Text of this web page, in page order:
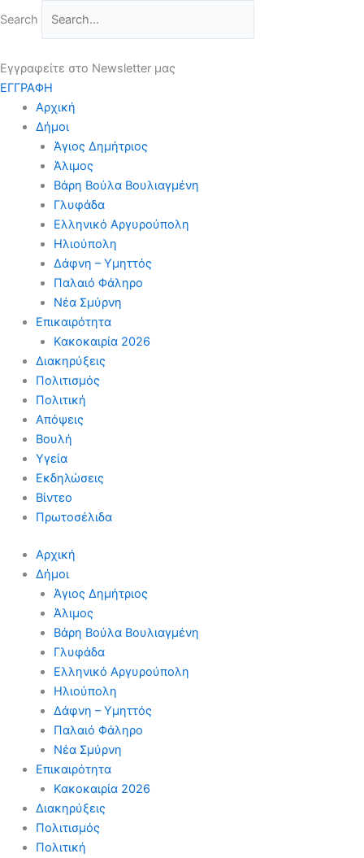
στο
Search
Εγγραφείτε στο Newsletter μας
ΕΓΓΡΑΦΗ
Αρχική
Δήμοι
Άγιος Δημήτριος
Άλιμος
Βάρη Βούλα Βουλιαγμένη
Γλυφάδα
Ελληνικό Αργυρούπολη
Ηλιούπολη
Δάφνη – Υμηττός
Παλαιό Φάληρο
Νέα Σμύρνη
Επικαιρότητα
Κακοκαιρία 2026
Διακηρύξεις
Πολιτισμός
Πολιτική
Απόψεις
Βουλή
Υγεία
Εκδηλώσεις
Βίντεο
Πρωτοσέλιδα
Αρχική
Δήμοι
Άγιος Δημήτριος
Άλιμος
Βάρη Βούλα Βουλιαγμένη
Γλυφάδα
Ελληνικό Αργυρούπολη
Ηλιούπολη
Δάφνη – Υμηττός
Παλαιό Φάληρο
Νέα Σμύρνη
Επικαιρότητα
Κακοκαιρία 2026
Διακηρύξεις
Πολιτισμός
Πολιτική